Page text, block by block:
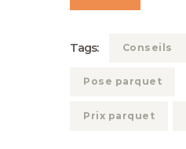
Tags: Conseils
Pose parquet
Prix parquet